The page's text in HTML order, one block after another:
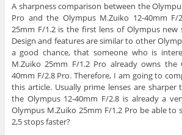
A sharpness comparison between the
Pro and the Olympus M.Zuiko 12-40mm F/
25mm F/1.2 is the first lens of Olympus new
Design and features are similar to other
a good chance, that someone who is
M.Zuiko 25mm F/1.2 Pro already owns the
40mm F/2.8 Pro. Therefore, I am going to
this article. Usually prime lenses are sharper
the Olympus 12-40mm F/2.8 is already a
Olympus M.Zuiko 25mm F/1.2 Pro be able to
2,5 stops faster?